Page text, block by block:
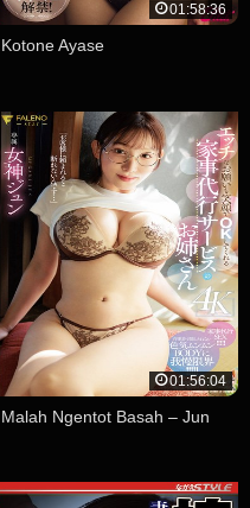
01:58:36
Ayase
01:56:04
Ngentot Basah – Jun